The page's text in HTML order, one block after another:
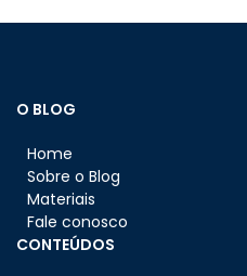
O BLOG
Home
Sobre o Blog
Materiais
Fale conosco
CONTEÚDOS